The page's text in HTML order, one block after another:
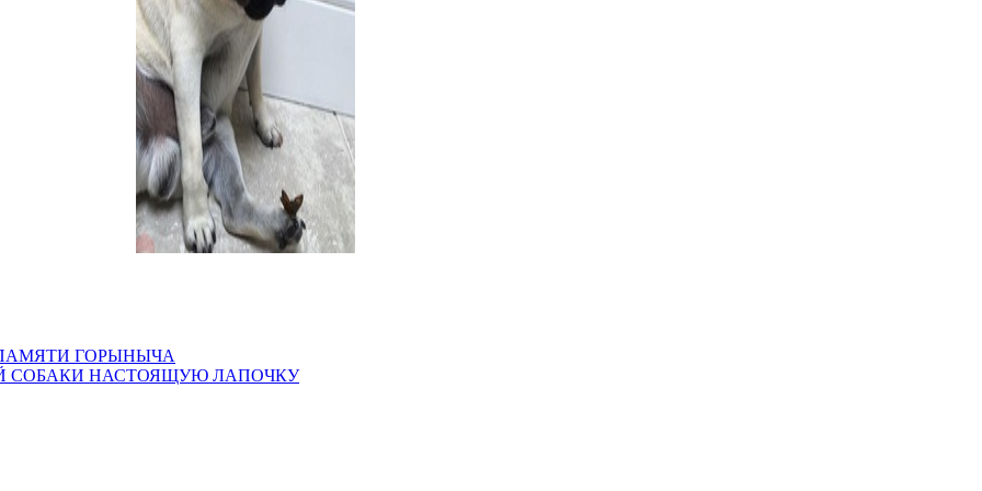
Постоянно идёшь и смотришь: в кот в собачьей будке — собака на улице.
и не защищённым, вот и забирался в будку, к тому заставляя собаку размяться, чтобы лапы не затекли.
ГОРЫНЫЧА
СОБАКИ НАСТОЯЩУЮ ЛАПОЧКУ